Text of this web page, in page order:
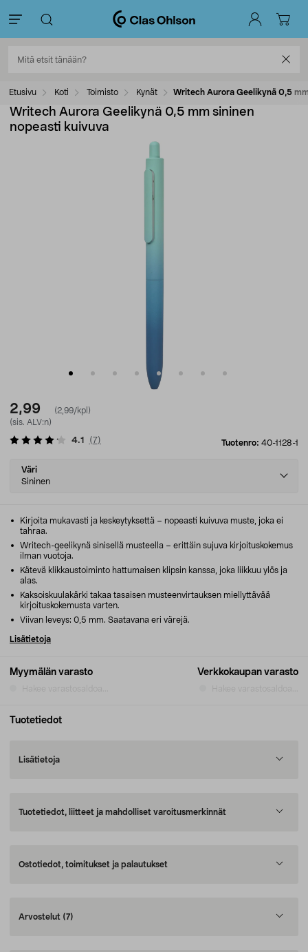
Etusivu Koti Toimisto Kynät Writech Aurora Geelikynä 0,5
Writech Aurora Geelikynä 0,5 mm sininen
nopeasti kuivuva
2,99
(2,99/kpl)
(sis. ALV:n)
Tuotenro: 40-1128-1
4.1 (7)
Select
variant
Väri
Sininen
Myymälän varasto Verkkokaupan varasto
Kirjoita mukavasti ja keskeytyksettä – nopeasti kuivuva muste, joka ei
tahraa.
Writech-geelikynä sinisellä musteella – erittäin sujuva kirjoituskokemus
ilman vuotoja.
Kätevä klikkaustoiminto hattumaisen klipsin kanssa, joka liikkuu ylös ja
alas.
Kaksoiskuulakärki takaa tasaisen musteenvirtauksen miellyttävää
kirjoituskokemusta varten.
Viivan leveys: 0,5 mm. Saatavana eri värejä.
Lisätietoja
Tuotetiedot
Lisätietoja
Tuotetiedot, liitteet ja mahdolliset varoitusmerkinnät
Ostotiedot, toimitukset ja palautukset
Arvostelut (7)